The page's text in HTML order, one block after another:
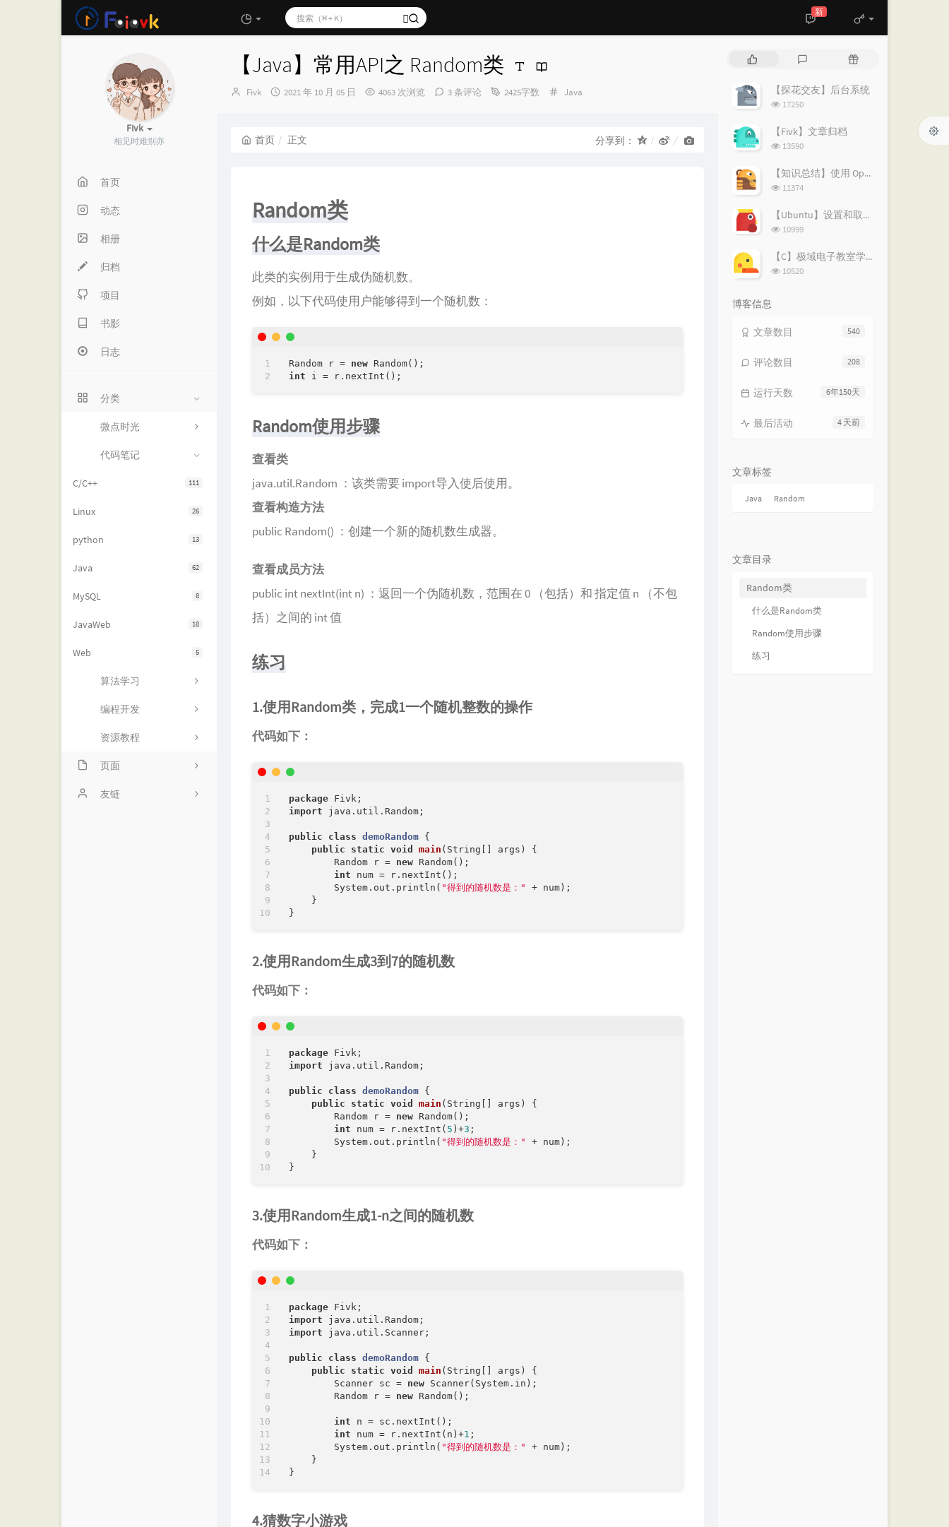
新
Fivk
相见时难别亦
首页
动态
相册
归档
项目
书影
日志
分类
微点时光
代码笔记
111
C/C++
26
Linux
13
python
62
Java
8
MySQL
18
JavaWeb
5
Web
算法学习
编程开发
资源教程
页面
项目友链
【Java】常用API之 Random类
博
Fivk
发
2021 年 10 月 05 日 4063 次浏览 3 条评论 2425字数
分
Java
首页 正文 分享到：
Random类
什么是Random类
此类的实例用于生成伪随机数。
例如，以下代码使用户能够得到一个随机数：
Random r = new
int
Random使用步骤
查看类
java.util.Random ：该类需要 import导入使后使用。
查看构造方法
public Random() ：创建一个新的随机数生成器。
查看成员方法
public int nextInt(int n) ：返回一个伪随机数，范围在 0 （包括）和 指定值 n （不包
括）之间的 int 值
练习
1.使用Random类，完成1一个随机整数的操作
代码如下：
package
import java.util.Random;
public class demoRandom {
public
static void main (String[] args)
{
        Random r =
new Random();
int num = r.nextInt();
        System.out.println(
"得到的随机数是："
+ num);
    }
2.使用Random生成3到7的随机数
代码如下：
package
import java.util.Random;
public class demoRandom {
public
static void main (String[] args)
{
        Random r =
new Random();
int num = r.nextInt( 5 )+3 ;
        System.out.println(
"得到的随机数是："
+ num);
    }
3.使用Random生成1-n之间的随机数
代码如下：
package
import
import java.util.Scanner;
public class demoRandom {
public
static void main (String[] args)
{
        Scanner sc =
new Scanner(System.in);
        Random r =
new Random();
int n = sc.nextInt();
int num = r.nextInt(n)+1 ;
        System.out.println(
"得到的随机数是："
+ num);
    }
4.猜数字小游戏
评
随
文
【探花交友】后台系统
浏
次
17250
【Fivk】文章归档
浏
次
数:
13590
【知识总结】使用 OpenVPN 实现按需分流：避免全局代理泄露隐私
浏
次
11374
【Ubuntu】设置和取消代理的简易指南
浏
次
数:
10999
【C】极域电子教室学生端解除控制
浏
10520
博客信息
540
文章数目
208
评论数目
6年150天
运行天数
4 天前
最后活动
文章标签
Java Random
文章目录
Random类
什么是Random类
Random使用步骤
练习